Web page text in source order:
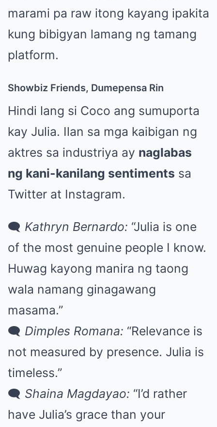
marami pa raw itong kayang ipakita
kung bibigyan lamang ng tamang
platform.
Showbiz Friends, Dumepensa Rin
Hindi lang si Coco ang sumuporta
kay Julia. Ilan sa mga kaibigan ng
aktres sa industriya ay naglabas
ng kani-kanilang sentiments sa
Twitter at Instagram.
🗨 Kathryn Bernardo: “Julia is one
of the most genuine people I know.
Huwag kayong manira ng taong
wala namang ginagawang
masama.”
🗨 Dimples Romana: “Relevance is
not measured by presence. Julia is
timeless.”
🗨 Shaina Magdayao: “I’d rather
have Julia’s grace than your